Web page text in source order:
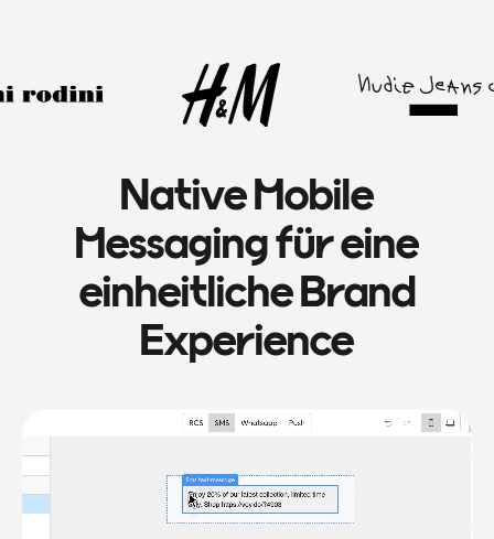
Native Mobile
Messaging für eine
einheitliche Brand
Experience